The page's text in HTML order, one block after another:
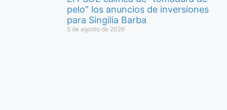
pelo” los anuncios de inversiones
para Singilia Barba
5 de agosto de 2026